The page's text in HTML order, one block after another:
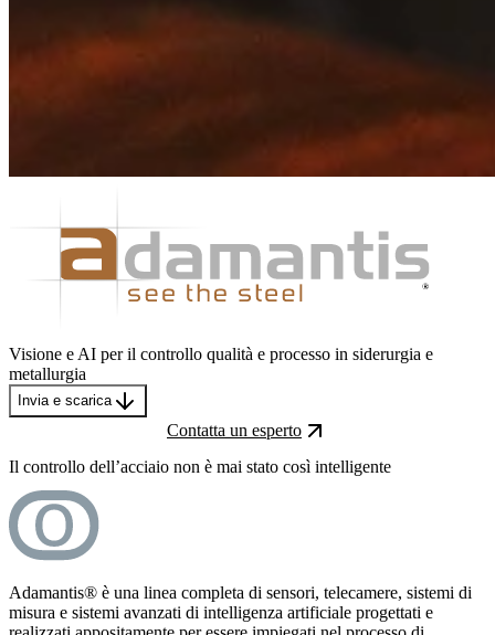
Visione e AI per il controllo qualità e processo in siderurgia e
metallurgia
Invia e scarica
Contatta un esperto
Il controllo dell’acciaio non è mai stato così intelligente
Adamantis® è una linea completa di sensori, telecamere, sistemi di
misura e sistemi avanzati di intelligenza artificiale progettati e